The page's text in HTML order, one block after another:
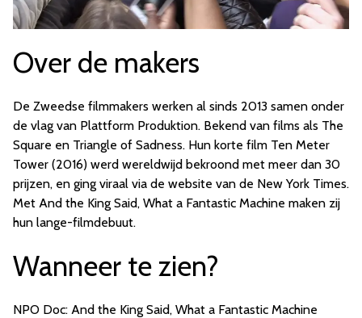
Over de makers
De Zweedse filmmakers werken al sinds 2013 samen onder
de vlag van Plattform Produktion. Bekend van films als The
Square en Triangle of Sadness. Hun korte film Ten Meter
Tower (2016) werd wereldwijd bekroond met meer dan 30
prijzen, en ging viraal via de website van de New York Times.
Met And the King Said, What a Fantastic Machine maken zij
hun lange-filmdebuut.
Wanneer te zien?
NPO Doc: And the King Said, What a Fantastic Machine